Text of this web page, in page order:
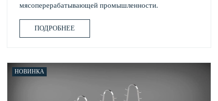
мясоперерабатывающей промышленности.
ПОДРОБНЕЕ
НОВИНКА